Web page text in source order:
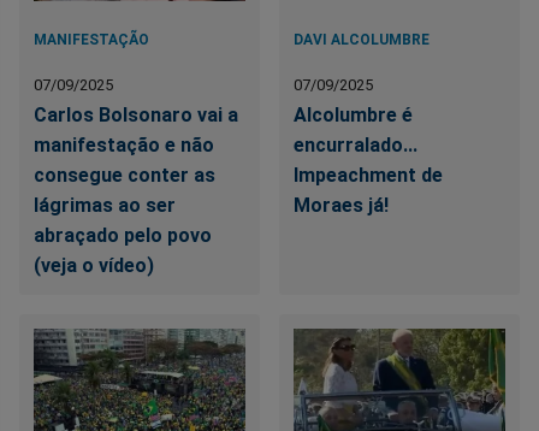
MANIFESTAÇÃO
07/09/2025
Carlos Bolsonaro vai a
manifestação e não
consegue conter as
lágrimas ao ser
abraçado pelo povo
(veja o vídeo)
DAVI ALCOLUMBRE
07/09/2025
Alcolumbre é
encurralado...
Impeachment de
Moraes já!